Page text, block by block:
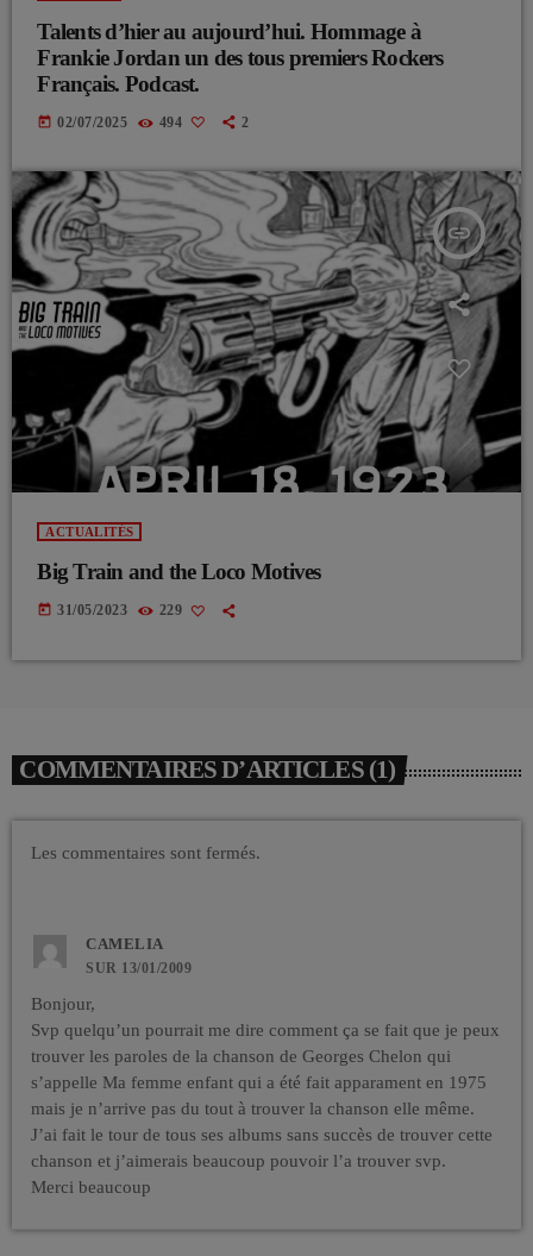
Talents d’hier au aujourd’hui. Hommage à
Frankie Jordan un des tous premiers Rockers
Français. Podcast.
today 02/07/2025 494 2
insert_link
ACTUALITÉS
Big Train and the Loco Motives
today 31/05/2023 229
COMMENTAIRES D’ARTICLES (1)
Les commentaires sont fermés.
CAMELIA
SUR 13/01/2009
Bonjour,
Svp quelqu’un pourrait me dire comment ça se fait que je peux
trouver les paroles de la chanson de Georges Chelon qui
s’appelle Ma femme enfant qui a été fait apparament en 1975
mais je n’arrive pas du tout à trouver la chanson elle même.
J’ai fait le tour de tous ses albums sans succès de trouver cette
chanson et j’aimerais beaucoup pouvoir l’a trouver svp.
Merci beaucoup